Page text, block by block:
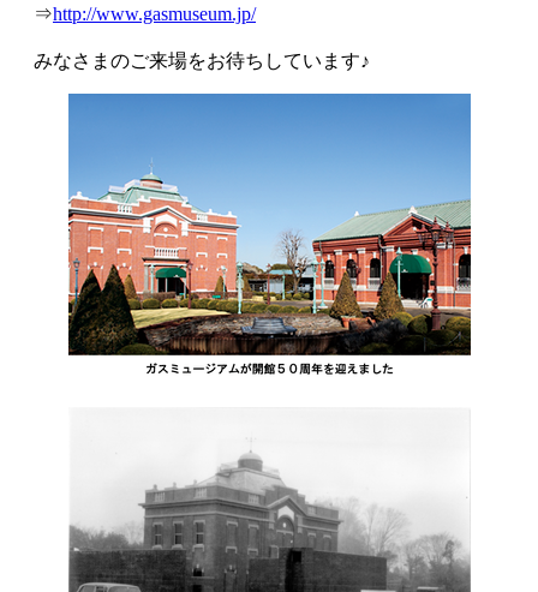
⇒http://www.gasmuseum.jp/
みなさまのご来場をお待ちしています♪